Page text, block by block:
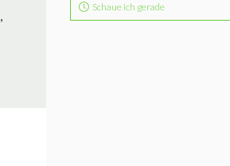
,
Schaue ich gerade